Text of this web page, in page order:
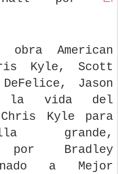
American
Kyle, Scott
Jason
la vida del
Kyle para
grande,
por Bradley
a Mejor